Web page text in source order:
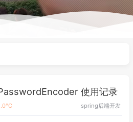
使用记录
spring后端开发